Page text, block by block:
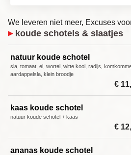
We leveren niet meer, Excuses
koude schotels & slaatjes
natuur koude schotel
sla, tomaat, ei, wortel, witte kool, radijs,
aardappelsla, klein broodje
€
kaas koude schotel
natuur koude schotel + kaas
€
ananas koude schotel